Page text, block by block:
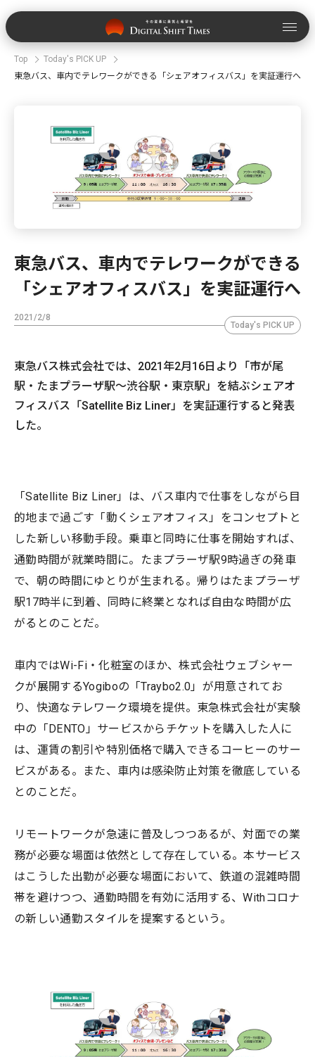
Top
Today's PICK UP
東急バス、車内でテレワークができる「シェアオフィスバス」を実証運行へ
東急バス、車内でテレワークができる
「シェアオフィスバス」を実証運行へ
2021/2/8
Today's PICK UP
東急バス株式会社では、2021年2月16日より「市が尾
駅・たまプラーザ駅～渋谷駅・東京駅」を結ぶシェアオ
フィスバス「Satellite Biz Liner」を実証運行すると発表
した。
「Satellite Biz Liner」は、バス車内で仕事をしながら目
的地まで過ごす「動くシェアオフィス」をコンセプトと
した新しい移動手段。乗車と同時に仕事を開始すれば、
通勤時間が就業時間に。たまプラーザ駅9時過ぎの発車
で、朝の時間にゆとりが生まれる。帰りはたまプラーザ
駅17時半に到着、同時に終業となれば自由な時間が広
がるとのことだ。
車内ではWi-Fi・化粧室のほか、株式会社ウェブシャー
クが展開するYogiboの「Traybo2.0」が用意されてお
り、快適なテレワーク環境を提供。東急株式会社が実験
中の「DENTO」サービスからチケットを購入した人に
は、運賃の割引や特別価格で購入できるコーヒーのサー
ビスがある。また、車内は感染防止対策を徹底している
とのことだ。
リモートワークが急速に普及しつつあるが、対面での業
務が必要な場面は依然として存在している。本サービス
はこうした出勤が必要な場面において、鉄道の混雑時間
帯を避けつつ、通勤時間を有効に活用する、Withコロナ
の新しい通勤スタイルを提案するという。